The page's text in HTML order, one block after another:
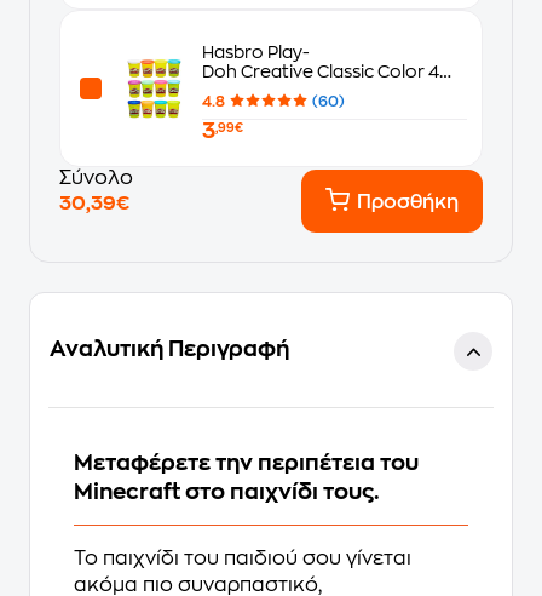
Hasbro Play-
Doh Creative Classic Color 4
Σχέδια - Τυχαία Επιλογή
4.8 (60)
3,99€
Σύνολο
30,39€
Προσθήκη
Αναλυτική Περιγραφή
Μεταφέρετε την περιπέτεια του
Minecraft στο παιχνίδι τους.
Το παιχνίδι του παιδιού σου γίνεται
ακόμα πιο συναρπαστικό,